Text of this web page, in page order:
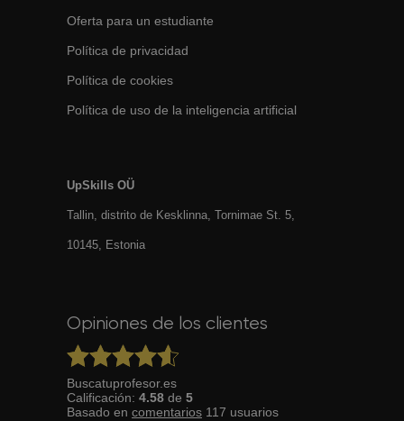
Oferta para un estudiante
Política de privacidad
Política de cookies
Política de uso de la inteligencia artificial
UpSkills OÜ
Tallin, distrito de Kesklinna, Tornimаe St. 5,
10145, Estonia
Opiniones de los clientes
Buscatuprofesor.es
Calificación: 4.58 de 5
Basado en comentarios 117 usuarios